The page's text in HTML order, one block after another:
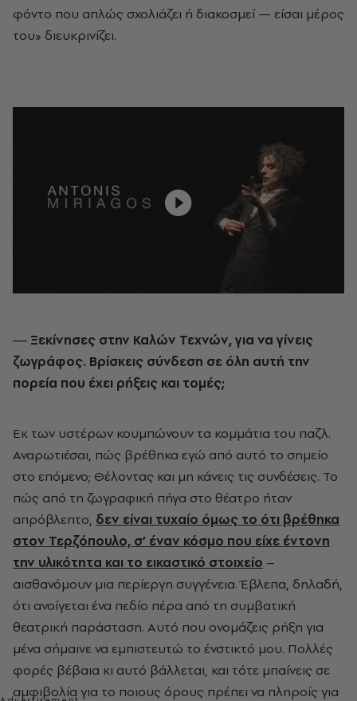
φόντο που απλώς σχολιάζει ή διακοσμεί — είσαι μέρος
του» διευκρινίζει.
― Ξεκίνησες στην Καλών Τεχνών, για να γίνεις
ζωγράφος. Βρίσκεις σύνδεση σε όλη αυτή την
πορεία που έχει ρήξεις και τομές;
Εκ των υστέρων κουμπώνουν τα κομμάτια του παζλ.
Αναρωτιέσαι, πώς βρέθηκα εγώ από αυτό το σημείο
στο επόμενο; Θέλοντας και μη κάνεις τις συνδέσεις. Το
πώς από τη ζωγραφική πήγα στο θέατρο ήταν
απρόβλεπτο, δεν είναι τυχαίο όμως το ότι βρέθηκα
στον Τερζόπουλο, σ’ έναν κόσμο που είχε έντονη
την υλικότητα και το εικαστικό στοιχείο –
αισθανόμουν μια περίεργη συγγένεια. Έβλεπα, δηλαδή,
ότι ανοίγεται ένα πεδίο πέρα από τη συμβατική
θεατρική παράσταση. Αυτό που ονομάζεις ρήξη για
μένα σήμαινε να εμπιστευτώ το ένστικτό μου. Πολλές
φορές βέβαια κι αυτό βάλλεται, και τότε μπαίνεις σε
αμφιβολία για το ποιους όρους πρέπει να πληροίς για